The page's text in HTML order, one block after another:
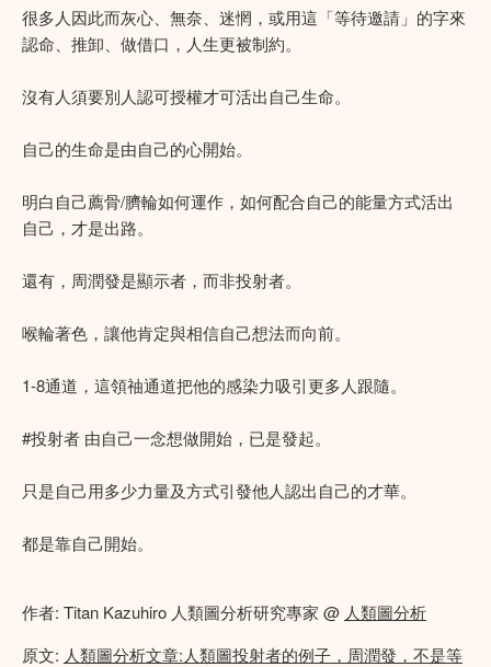
很多人因此而灰心、無奈、迷惘，或用這「等待邀請」的字來
認命、推卸、做借口，人生更被制約。
沒有人須要別人認可授權才可活出自己生命。
自己的生命是由自己的心開始。
明白自己薦骨/臍輪如何運作，如何配合自己的能量方式活出
自己，才是出路。
還有，周潤發是顯示者，而非投射者。
喉輪著色，讓他肯定與相信自己想法而向前。
1-8通道，這領䄂通道把他的感染力吸引更多人跟隨。
#投射者 由自己一念想做開始，已是發起。
只是自己用多少力量及方式引發他人認出自己的才華。
都是靠自己開始。
作者: Titan Kazuhiro 人類圖分析研究專家 @ 人類圖分析
原文: 人類圖分析文章:人類圖投射者的例子，周潤發，不是等